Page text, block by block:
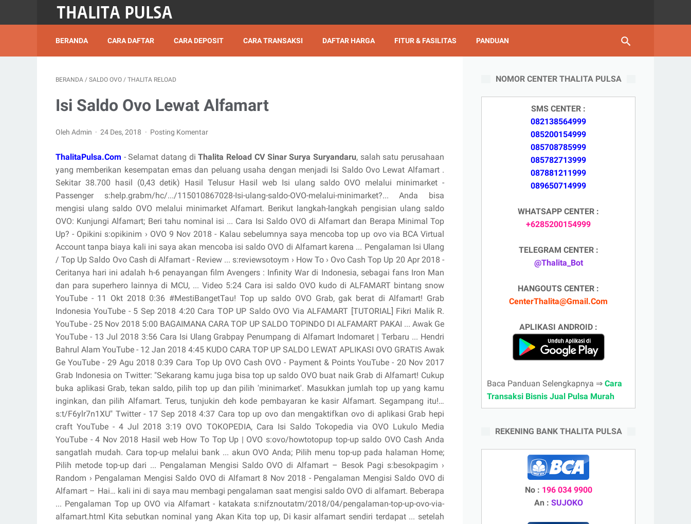
BERANDA CARA DAFTAR CARA DEPOSIT CARA TRANSAKSI DAFTAR HARGA FITUR & FASILITAS PANDUAN
BERANDA / SALDO OVO / THALITA RELOAD
Isi Saldo Ovo Lewat Alfamart
Oleh Admin 24 Des, 2018 Posting Komentar
ThalitaPulsa.Com - Selamat datang diThalita Reload CV Sinar Surya Suryandaru, salah satu perusahaan
yang memberikan kesempatan emas dan peluang usaha dengan menjadi Isi Saldo Ovo Lewat Alfamart .
Sekitar 38.700 hasil (0,43 detik) Hasil Telusur Hasil web Isi ulang saldo OVO melalui minimarket -
Passenger s:help.grabm/hc/.../115010867028-Isi-ulang-saldo-OVO-melalui-minimarket?... Anda bisa
mengisi ulang saldo OVO melalui minimarket Alfamart. Berikut langkah-langkah pengisian ulang saldo
OVO: Kunjungi Alfamart; Beri tahu nominal isi ... Cara Isi Saldo OVO di Alfamart dan Berapa Minimal Top
Up? - Opikini s:opikinim › OVO 9 Nov 2018 - Kalau sebelumnya saya mencoba top up ovo via BCA Virtual
Account tanpa biaya kali ini saya akan mencoba isi saldo OVO di Alfamart karena ... Pengalaman Isi Ulang
/ Top Up Saldo Ovo Cash di Alfamart - Review ... s:reviewsotoym › How To › Ovo Cash Top Up 20 Apr 2018 -
Ceritanya hari ini adalah h-6 penayangan film Avengers : Infinity War di Indonesia, sebagai fans Iron Man
dan para superhero lainnya di MCU, ... Video 5:24 Cara isi saldo OVO kudo di ALFAMART bintang snow
YouTube - 11 Okt 2018 0:36 #MestiBangetTau! Top up saldo OVO Grab, gak berat di Alfamart! Grab
Indonesia YouTube - 5 Sep 2018 4:20 Cara TOP UP Saldo OVO Via ALFAMART [TUTORIAL] Fikri Malik R.
YouTube - 25 Nov 2018 5:00 BAGAIMANA CARA TOP UP SALDO TOPINDO DI ALFAMART PAKAI ... Awak Ge
YouTube - 13 Jul 2018 3:56 Cara Isi Ulang Grabpay Penumpang di Alfamart Indomaret | Terbaru ... Hendri
Bahrul Alam YouTube - 12 Jan 2018 4:45 KUDO CARA TOP UP SALDO LEWAT APLIKASI OVO GRATIS Awak
Ge YouTube - 29 Agu 2018 0:39 Cara Top Up OVO Cash OVO - Payment & Points YouTube - 20 Nov 2017
Grab Indonesia on Twitter: "Sekarang kamu juga bisa top up saldo OVO buat naik Grab di Alfamart! Cukup
buka aplikasi Grab, tekan saldo, pilih top up dan pilih 'minimarket'. Masukkan jumlah top up yang kamu
inginkan, dan pilih Alfamart. Terus, tunjukin deh kode pembayaran ke kasir Alfamart. Segampang itu!…
s:t/F6ylr7n1XU" Twitter - 17 Sep 2018 4:37 Cara top up ovo dan mengaktifkan ovo di aplikasi Grab hepi
craft YouTube - 4 Jul 2018 3:19 OVO TOKOPEDIA, Cara Isi Saldo Tokopedia via OVO Lukulo Media
YouTube - 4 Nov 2018 Hasil web How To Top Up | OVO s:ovo/howtotopup top-up saldo OVO Cash Anda
sangatlah mudah. Cara top-up melalui bank ... akun OVO Anda; Pilih menu top-up pada halaman Home;
Pilih metode top-up dari ... Pengalaman Mengisi Saldo OVO di Alfamart – Besok Pagi s:besokpagim ›
Random › Pengalaman Mengisi Saldo OVO di Alfamart 8 Nov 2018 - Pengalaman Mengisi Saldo OVO di
Alfamart – Hai… kali ini di saya mau membagi pengalaman saat mengisi saldo OVO di alfamart. Beberapa
... Pengalaman Top up OVO via Alfamart - katakata s:nifznoutatm/2018/04/pengalaman-top-up-ovo-via-
alfamart.html Kita sebutkan nominal yang Akan Kita top up, Di kasir alfamart sendiri terdapat ... setelah
NOMOR CENTER THALITA PULSA
SMS CENTER :
082138564999
085200154999
085708785999
085782713999
087881211999
089650714999
WHATSAPP CENTER :
+6285200154999
TELEGRAM CENTER :
@Thalita_Bot
HANGOUTS CENTER :
CenterThalita@Gmail.Com
APLIKASI ANDROID :
Baca Panduan Selengkapnya ⇒ Cara
Transaksi Bisnis Jual Pulsa Murah
REKENING BANK THALITA PULSA
No : 196 034 9900
An : SUJOKO